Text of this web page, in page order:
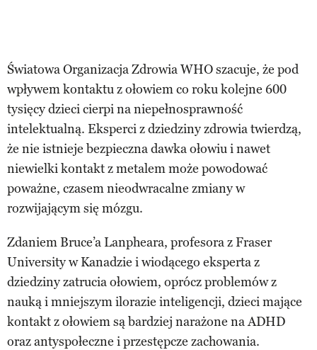
Światowa Organizacja Zdrowia WHO szacuje, że pod
wpływem kontaktu z ołowiem co roku kolejne 600
tysięcy dzieci cierpi na niepełnosprawność
intelektualną. Eksperci z dziedziny zdrowia twierdzą,
że nie istnieje bezpieczna dawka ołowiu i nawet
niewielki kontakt z metalem może powodować
poważne, czasem nieodwracalne zmiany w
rozwijającym się mózgu.
Zdaniem Bruce’a Lanpheara, profesora z Fraser
University w Kanadzie i wiodącego eksperta z
dziedziny zatrucia ołowiem, oprócz problemów z
nauką i mniejszym ilorazie inteligencji, dzieci mające
kontakt z ołowiem są bardziej narażone na ADHD
oraz antyspołeczne i przestępcze zachowania.